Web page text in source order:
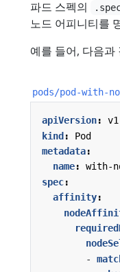
파드 스펙의
노드 어피니티를
예를 들어, 다음과
pods/pod-with-
apiVersion:
v1
kind:
Pod
metadata:
name:
with-
spec:
affinity:
-